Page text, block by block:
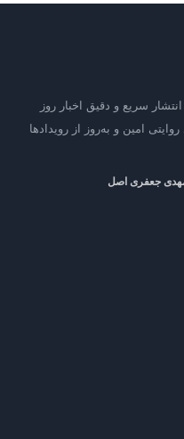
سریع و دقیق اخبار روز
امین و به‌روز از رویدادها
جعفری اصل